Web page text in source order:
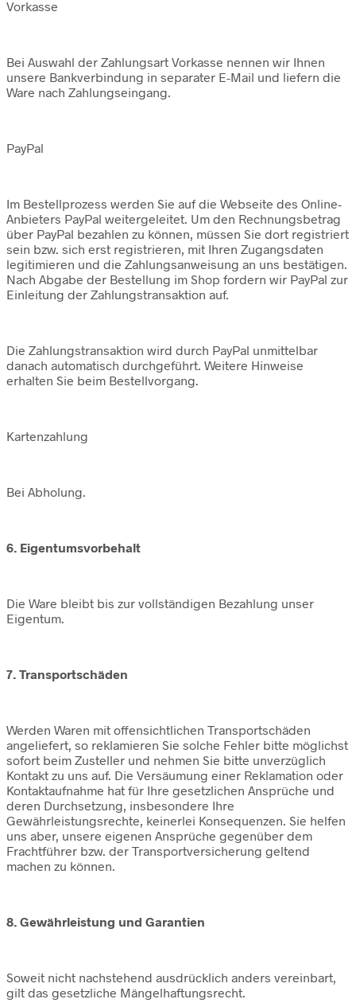
Vorkasse
Bei Auswahl der Zahlungsart Vorkasse nennen wir Ihnen
unsere Bankverbindung in separater E-Mail und liefern die
Ware nach Zahlungseingang.
PayPal
Im Bestellprozess werden Sie auf die Webseite des Online-
Anbieters PayPal weitergeleitet. Um den Rechnungsbetrag
über PayPal bezahlen zu können, müssen Sie dort registriert
sein bzw. sich erst registrieren, mit Ihren Zugangsdaten
legitimieren und die Zahlungsanweisung an uns bestätigen.
Nach Abgabe der Bestellung im Shop fordern wir PayPal zur
Einleitung der Zahlungstransaktion auf.
Die Zahlungstransaktion wird durch PayPal unmittelbar
danach automatisch durchgeführt. Weitere Hinweise
erhalten Sie beim Bestellvorgang.
Kartenzahlung
Bei Abholung.
6. Eigentumsvorbehalt
Die Ware bleibt bis zur vollständigen Bezahlung unser
Eigentum.
7. Transportschäden
Werden Waren mit offensichtlichen Transportschäden
angeliefert, so reklamieren Sie solche Fehler bitte möglichst
sofort beim Zusteller und nehmen Sie bitte unverzüglich
Kontakt zu uns auf. Die Versäumung einer Reklamation oder
Kontaktaufnahme hat für Ihre gesetzlichen Ansprüche und
deren Durchsetzung, insbesondere Ihre
Gewährleistungsrechte, keinerlei Konsequenzen. Sie helfen
uns aber, unsere eigenen Ansprüche gegenüber dem
Frachtführer bzw. der Transportversicherung geltend
machen zu können.
8. Gewährleistung und Garantien
Soweit nicht nachstehend ausdrücklich anders vereinbart,
gilt das gesetzliche Mängelhaftungsrecht.